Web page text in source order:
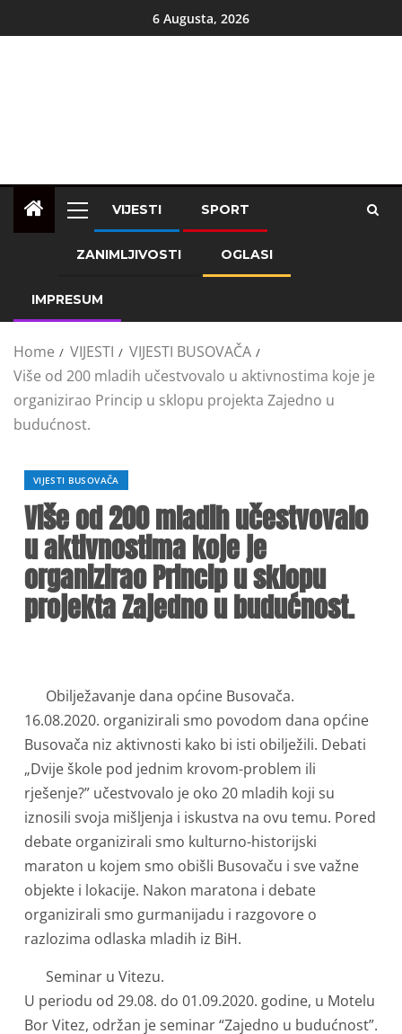
6 Augusta, 2026
VIJESTI SPORT
ZANIMLJIVOSTI OGLASI
IMPRESUM
Home VIJESTI
VIJESTI BUSOVAČA
Više od 200 mladih učestvovalo u aktivnostima koje je
organizirao Princip u sklopu projekta Zajedno u
budućnost.
VIJESTI BUSOVAČA
Više od 200 mladih učestvovalo
u aktivnostima koje je
organizirao Princip u sklopu
projekta Zajedno u budućnost.
Obilježavanje dana općine Busovača.
16.08.2020. organizirali smo povodom dana općine
Busovača niz aktivnosti kako bi isti obilježili. Debati
„Dvije škole pod jednim krovom-problem ili
rješenje?” učestvovalo je oko 20 mladih koji su
iznosili svoja mišljenja i iskustva na ovu temu. Pored
debate organizirali smo kulturno-historijski
maraton u kojem smo obišli Busovaču i sve važne
objekte i lokacije. Nakon maratona i debate
organizirali smo gurmanijadu i razgovore o
razlozima odlaska mladih iz BiH.
Seminar u Vitezu.
U periodu od 29.08. do 01.09.2020. godine, u Motelu
Bor Vitez, održan je seminar “Zajedno u budućnost”.